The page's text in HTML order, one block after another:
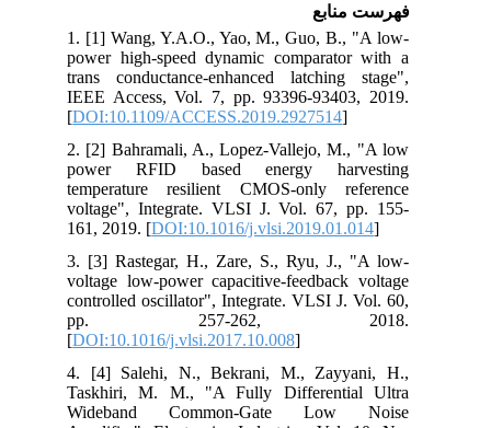
فهرست منابع
1. [1] Wang, Y.A.O., Yao, M., Guo, B., "A low-
power high-speed dynamic comparator with a
trans conductance-enhanced latching stage",
IEEE Access, Vol. 7, pp. 93396-93403, 2019.
[DOI:10.1109/ACCESS.2019.2927514
2. [2] Bahramali, A., Lopez-Vallejo, M., "A low
power RFID based energy harvesting
temperature resilient CMOS-only reference
voltage", Integrate. VLSI J. Vol. 67, pp. 155-
161, 2019. [DOI:10.1016/j.vlsi.2019.01.014
3. [3] Rastegar, H., Zare, S., Ryu, J., "A low-
voltage low-power capacitive-feedback voltage
controlled oscillator", Integrate. VLSI J. Vol. 60,
pp. 257-262, 2018.
[DOI:10.1016/j.vlsi.2017.10.008
4. [4] Salehi, N., Bekrani, M., Zayyani, H.,
Taskhiri, M. M., "A Fully Differential Ultra
Wideband Common-Gate Low Noise